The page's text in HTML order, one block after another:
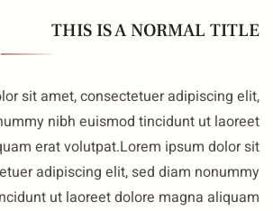
THIS IS A NORMAL
sit amet, consectetuer adipiscing
nibh euismod tincidunt ut
erat volutpat.Lorem ipsum dolor
adipiscing elit, sed diam
tincidunt ut laoreet dolore magna